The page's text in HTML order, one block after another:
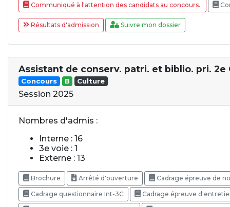
Communiqué à l'attention des candidats au concours..
Résultats d'admission Suivre mon dossier
Assistant de conserv. patri. et biblio. pri. 2e
Concours B Culture
Session 2025
Nombres d'admis :
Interne : 16
3e voie : 1
Externe : 13
Brochure Arrêté d'ouverture Cadrage épreuve de
Cadrage questionnaire Int-3C Cadrage épreuve